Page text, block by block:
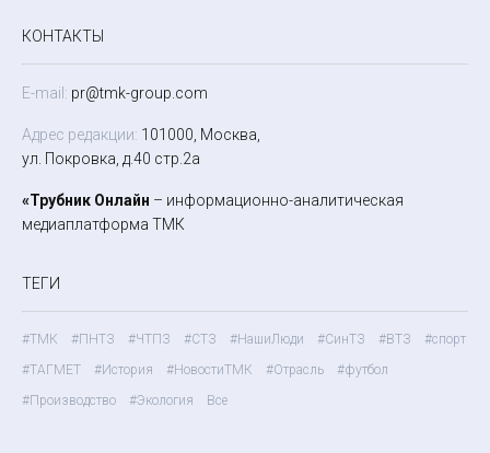
КОНТАКТЫ
E-mail: pr@tmk-group.com
Адрес редакции: 101000, Москва,
ул. Покровка, д.40 стр.2а
«Трубник Онлайн – информационно-аналитическая
медиаплатформа ТМК
ТЕГИ
#ТМК #ПНТЗ #ЧТПЗ #СТЗ #НашиЛюди #СинТЗ #ВТЗ
#спорт
#ТАГМЕТ
#История #НовостиТМК #Отрасль
#футбол
#Производство
#Экология Все